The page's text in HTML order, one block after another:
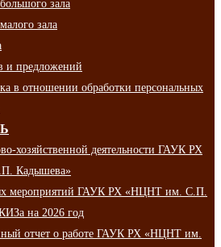
зала
зала
и предложений
в отношении обработки персональных
хозяйственной деятельности ГАУК РХ
Кадышева»
мероприятий ГАУК РХ «НЦНТ им. С.П.
на 2026 год
отчет о работе ГАУК РХ «НЦНТ им.